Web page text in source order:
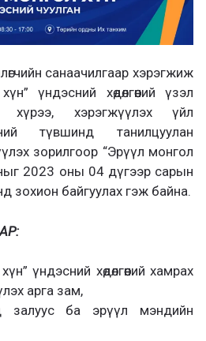
санаачилгаар хэрэгжиж
үндэсний хөдөлгөөний үзэл
хүрээ, хэрэгжүүлэх үйл
түвшинд танилцуулан
зорилгоор “Эрүүл монгол
2023 оны 04 дүгээр сарын
зохион байгуулах гэж байна.
үндэсний хөдөлгөөний хамрах
арга зам,
залуус ба эрүүл мэндийн